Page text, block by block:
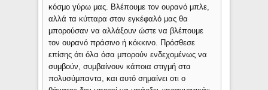
κόσμο γύρω μας. Βλέπουμε τον ουρανό μπλε,
αλλά τα κύτταρα στον εγκέφαλό μας θα
μπορούσαν να αλλάξουν ώστε να βλέπουμε
τον ουρανό πράσινο ή κόκκινο. Πρόσθεσε
επίσης ότι όλα όσα μπορούν ενδεχομένως να
συμβούν, συμβαίνουν κάποια στιγμή στα
πολυσύμπαντα, και αυτό σημαίνει οτι ο